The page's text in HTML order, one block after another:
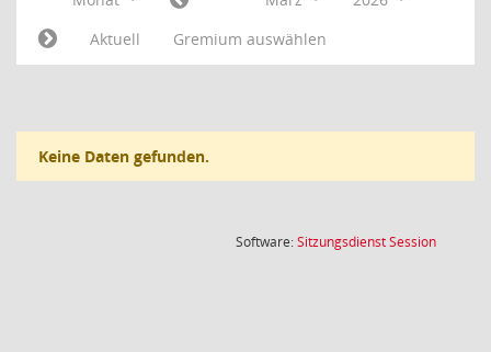
Aktuell
Gremium auswählen
Keine Daten gefunden.
Software:SitzungsdienstSession(Wird in